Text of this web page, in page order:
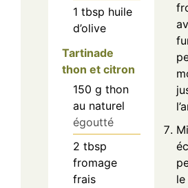
1 tbsp huile
d’olive
Tartinade
thon et citron
150 g thon
au naturel
égoutté
2 tbsp
fromage
frais